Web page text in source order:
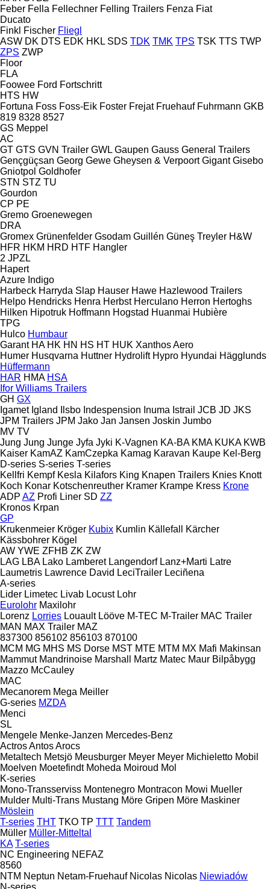
Feber Fella Fellechner Felling Trailers Fenza Fiat
Ducato
Finkl Fischer Fliegl
ASW DK DTS EDK HKL SDS TDK TMK TPS TSK TTS TWP
ZPS ZWP
Floor
FLA
Foowee Ford Fortschritt
HTS HW
Fortuna Foss Foss-Eik Foster Frejat Fruehauf Fuhrmann GKB
819 8328 8527
GS Meppel
AC
GT GTS GVN Trailer GWL Gaupen Gauss General Trailers
Gençgüçsan Georg Gewe Gheysen & Verpoort Gigant Gisebo
Gniotpol Goldhofer
STN STZ TU
Gourdon
CP PE
Gremo Groenewegen
DRA
Gromex Grünenfelder Gsodam Guillén Güneş Treyler H&W
HFR HKM HRD HTF Hangler
2 JPZL
Hapert
Azure Indigo
Harbeck Harryda Slap Hauser Hawe Hazlewood Trailers
Helpo Hendricks Henra Herbst Herculano Herron Hertoghs
Hilken Hipotruk Hoffmann Hogstad Huanmai Hubière
TPG
Hulco Humbaur
Garant HA HK HN HS HT HUK Xanthos Aero
Humer Husqvarna Huttner Hydrolift Hypro Hyundai Hägglunds
Hüffermann
HAR HMA HSA
Ifor Williams Trailers
GH GX
Igamet Igland Ilsbo Indespension Inuma Istrail JCB JD JKS
JPM Trailers JPM Jako Jan Jansen Joskin Jumbo
MV TV
Jung Jung Junge Jyfa Jyki K-Vagnen KA-BA KMA KUKA KWB
Kaiser KamAZ KamCzepka Kamag Karavan Kaupe Kel-Berg
D-series S-series T-series
Kellfri Kempf Kesla Kilafors King Knapen Trailers Knies Knott
Koch Konar Kotschenreuther Kramer Krampe Kress Krone
ADP AZ Profi Liner SD ZZ
Kronos Krpan
GP
Krukenmeier Kröger Kubix Kumlin Källefall
Kärcher
Kässbohrer Kögel
AW YWE ZFHB ZK ZW
LAG LBA Lako Lamberet Langendorf Lanz+Marti Latre
Laumetris Lawrence David LeciTrailer Leciñena
A-series
Lider Limetec Livab Locust Lohr
Eurolohr Maxilohr
Lorenz Lorries Louault Lööve M-TEC M-Trailer MAC Trailer
MAN MAX Trailer MAZ
837300 856102 856103 870100
MCM MG MHS MS Dorse MST MTE MTM MX Mafi Makinsan
Mammut Mandrinoise Marshall Martz Matec Maur Bilpåbygg
Mazzo McCauley
MAC
Mecanorem Mega Meiller
G-series MZDA
Menci
SL
Mengele Menke-Janzen Mercedes-Benz
ActrosAntosArocs
Metaltech Metsjö Meusburger Meyer Meyer Michieletto Mobil
Moelven Moetefindt Moheda Moiroud Mol
K-series
Mono-Transserviss Montenegro Montracon Mowi Mueller
Mulder Multi-Trans Mustang Möre Gripen Möre Maskiner
Möslein
T-series THT TKO TP TTT Tandem
Müller Müller-Mitteltal
KA T-series
NC Engineering NEFAZ
8560
NTM Neptun Netam-Fruehauf Nicolas Nicolas Niewiadów
N-series